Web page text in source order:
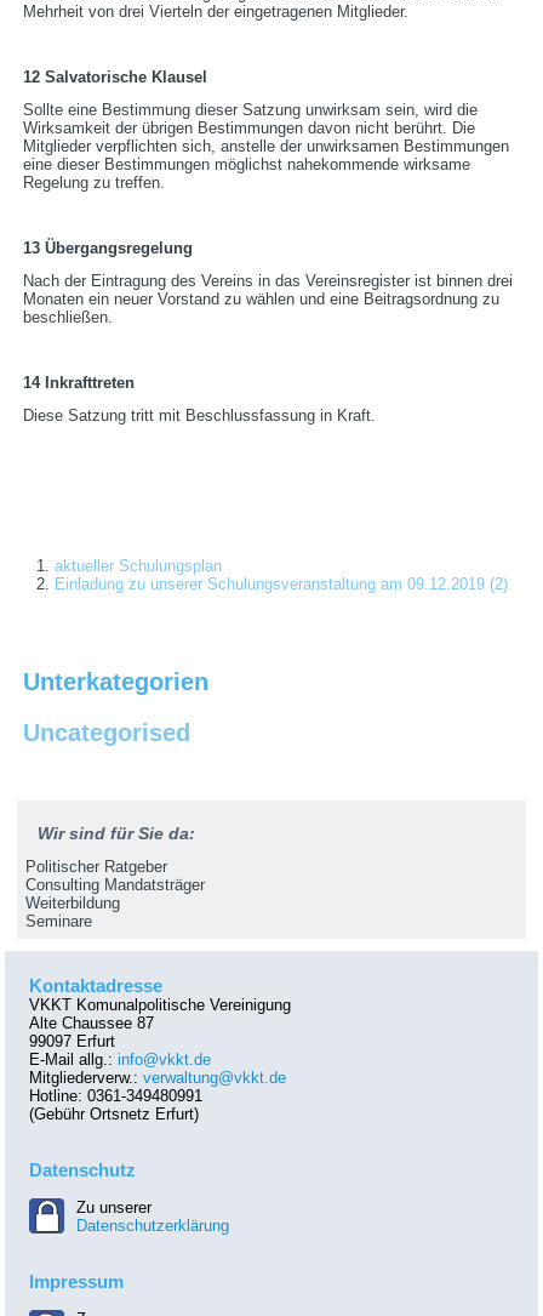
Mehrheit von drei Vierteln der eingetragenen Mitglieder.
12 Salvatorische Klausel
Sollte eine Bestimmung dieser Satzung unwirksam sein, wird die
Wirksamkeit der übrigen Bestimmungen davon nicht berührt. Die
Mitglieder verpflichten sich, anstelle der unwirksamen Bestimmungen
eine dieser Bestimmungen möglichst nahekommende wirksame
Regelung zu treffen.
13 Übergangsregelung
Nach der Eintragung des Vereins in das Vereinsregister ist binnen drei
Monaten ein neuer Vorstand zu wählen und eine Beitragsordnung zu
beschließen.
14 Inkrafttreten
Diese Satzung tritt mit Beschlussfassung in Kraft.
aktueller Schulungsplan
Einladung zu unserer Schulungsveranstaltung am 09.12.2019 (2)
Unterkategorien
Uncategorised
Wir sind für Sie da:
Politischer Ratgeber
Consulting Mandatsträger
Weiterbildung
Seminare
Kontaktadresse
VKKT Komunalpolitische Vereinigung
Alte Chaussee 87
99097 Erfurt
E-Mail allg.:info@vkkt.de
Mitgliederverw.:verwaltung@vkkt.de
Hotline: 0361-349480991
(Gebühr Ortsnetz Erfurt)
Datenschutz
Zu unserer
Datenschutzerklärung
Impressum